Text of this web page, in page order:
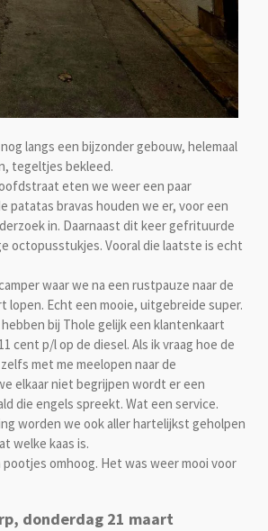
langs een bijzonder gebouw, helemaal
tegeltjes bekleed.
eten we weer een paar
patatas bravas houden we er, voor een
in. Daarnaast dit keer gefrituurde
octopusstukjes. Vooral die laatste is echt
waar we na een rustpauze naar de
lopen. Echt een mooie, uitgebreide super.
bij Thole gelijk een klantenkaart
cent p/l op de diesel. Als ik vraag hoe de
met me meelopen naar de
elkaar niet begrijpen wordt er een
die engels spreekt. Wat een service.
worden we ook aller hartelijkst geholpen
welke kaas is.
omhoog. Het was weer mooi voor
donderdag 21 maart